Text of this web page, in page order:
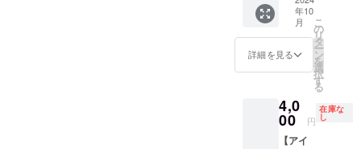
届けの
リター
ンに貼
付され
をご確
認くだ
さい。
※加工場
し」と
記載く
ださい
＜該当
リター
ン＞ ・
間」へ
支援者
様のお
名前の
い。 ・
「アイ
のハ
コ」出
発・解
散で
3名様ま
でご案
内可能
（私た
内につ
いて＞
・１日
観光と
なりま
す。 ・
島まで
の航空
券、現
地での
久高島
（現地
ガイド
付き）
＆地元
たまぐ
ステキ
場所へ
ご案内
します
年10
月
詳細を見る
こ
の
リ
タ
ー
ン
を
選
択
す
る
4,0
00 円
在庫な
し
【アイ